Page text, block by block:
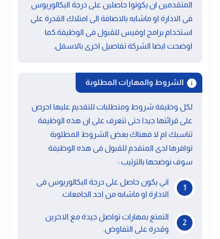
المتقدمين ان يكونوا حاصلين على درجة البكالوريوس
فى الادارة او ماشابه بالاضافة الى امتلاك القدرة على
استخدام برامج اوفيس للقبول فى الوظيفة.كما
اوضحت ايضا الشركة تفاصيل اخرى بالاسفل.
الشروط والمهارات المطلوبة
لكل وظيفة شروط ومتطلبات للتقديم عليها احرص
على قرائتها جيدا حتى تتعرف على ان هذه الوظيفة
تناسبك ام لا فهناك بعض الشروط المطلوبة
توافرها لدى المتقدم للقبول فى هذه الوظيفة
سوف نوضحها بالترتيب :
اني يكون حاصل على درجة البكالوريوس فى
الادارة او ماشابه من احد الجامعات.
التمتع بمهارات تواصل جيدة مع الاخرين
وقدرة على التفاوض.